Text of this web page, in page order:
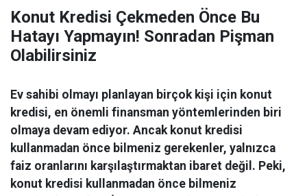
Konut Kredisi Çekmeden Önce Bu
Hatayı Yapmayın! Sonradan Pişman
Olabilirsiniz
Ev sahibi olmayı planlayan birçok kişi için konut
kredisi, en önemli finansman yöntemlerinden biri
olmaya devam ediyor. Ancak konut kredisi
kullanmadan önce bilmeniz gerekenler, yalnızca
faiz oranlarını karşılaştırmaktan ibaret değil. Peki,
konut kredisi kullanmadan önce bilmeniz